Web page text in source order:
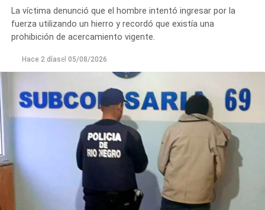
La víctima denunció que el hombre intentó ingresar por la
fuerza utilizando un hierro y recordó que existía una
prohibición de acercamiento vigente.
Hace 2 díasel 05/08/2026